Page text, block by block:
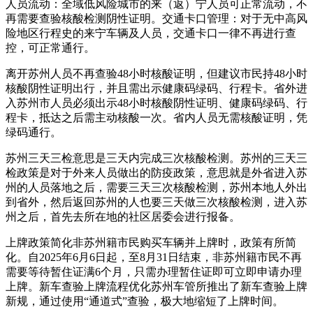
人员流动：全域低风险城市的来（返）宁人员可正常流动，不
再需要查验核酸检测阴性证明。交通卡口管理：对于无中高风
险地区行程史的来宁车辆及人员，交通卡口一律不再进行查
控，可正常通行。
离开苏州人员不再查验48小时核酸证明，但建议市民持48小时
核酸阴性证明出行，并且需出示健康码绿码、行程卡。省外进
入苏州市人员必须出示48小时核酸阴性证明、健康码绿码、行
程卡，抵达之后需主动核酸一次。省内人员无需核酸证明，凭
绿码通行。
苏州三天三检意思是三天内完成三次核酸检测。苏州的三天三
检政策是对于外来人员做出的防疫政策，意思就是外省进入苏
州的人员落地之后，需要三天三次核酸检测，苏州本地人外出
到省外，然后返回苏州的人也要三天做三次核酸检测，进入苏
州之后，首先去所在地的社区居委会进行报备。
上牌政策简化非苏州籍市民购买车辆并上牌时，政策有所简
化。自2025年6月6日起，至8月31日结束，非苏州籍市民不再
需要等待暂住证满6个月，只需办理暂住证即可立即申请办理
上牌。新车查验上牌流程优化苏州车管所推出了新车查验上牌
新规，通过使用“通道式”查验，极大地缩短了上牌时间。